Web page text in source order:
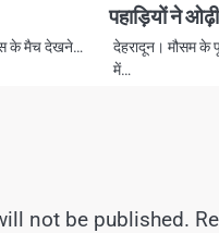
के मैच देखने…
पहाड़ियों ने
देहरादून। मौसम के
में…
not be published.